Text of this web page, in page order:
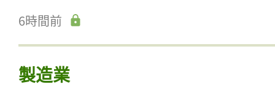
6時間前
製造業